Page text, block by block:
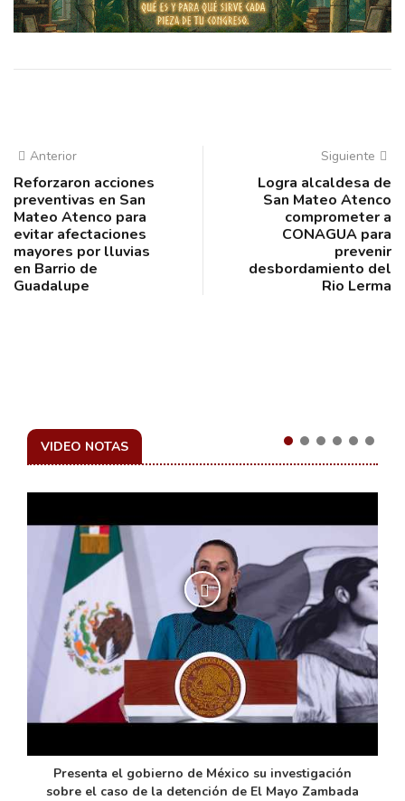
Anterior
Reforzaron acciones
preventivas en San
Mateo Atenco para
evitar afectaciones
mayores por lluvias
en Barrio de
Guadalupe
Siguiente
Logra alcaldesa de
San Mateo Atenco
comprometer a
CONAGUA para
prevenir
desbordamiento del
Rio Lerma
VIDEO NOTAS
Presenta el gobierno de México su investigación
sobre el caso de la detención de El Mayo Zambada